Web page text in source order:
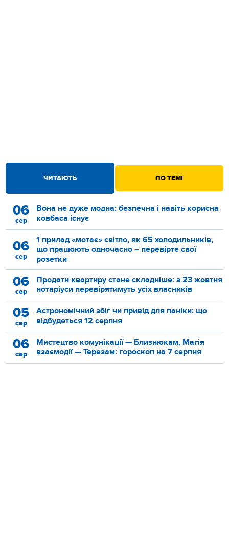
ЧИТАЮТЬ ПО ТЕМІ
06
сер
Вона не дуже модна: безпечна і навіть корисна
ковбаса існує
06
сер
1 прилад «мотає» світло, як 65 холодильників,
що працюють одночасно – перевірте свої
розетки
06
сер
Продати квартиру стане складніше: з 23 жовтня
нотаріуси перевірятимуть усіх власників
05
сер
Астрономічний збіг чи привід для паніки: що
відбудеться 12 серпня
06
сер
Мистецтво комунікації — Близнюкам, Магія
взаємодії — Терезам: гороскоп на 7 серпня